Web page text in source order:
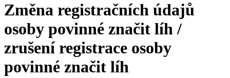
Změna registračních údajů
osoby povinné značit líh /
zrušení registrace osoby
povinné značit líh